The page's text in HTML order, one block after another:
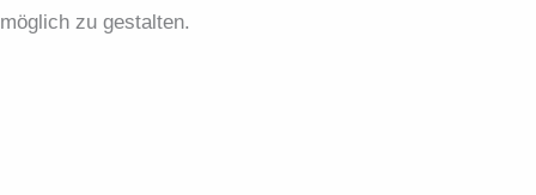
möglich zu gestalten.